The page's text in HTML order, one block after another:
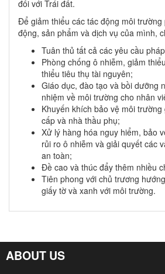
đối với Trái đất.
Để giảm thiểu các tác động môi
động, sản phẩm và dịch vụ của mình,
Tuân thủ tất cả các yêu cầu
Phòng chống ô nhiễm, giảm
thiểu tiêu thụ tài nguyên;
Giáo dục, đào tạo và bồi dưỡng
nhiệm về môi trường cho nhân
Khuyến khích bảo vệ môi
cấp và nhà thầu phụ;
Xử lý hàng hóa nguy hiểm, bảo
rủi ro ô nhiễm và giải quyết các
an toàn;
Đề cao và thúc đẩy thêm nhiều
Tiên phong với chủ trương
giấy tờ và xanh với môi trường.
ABOUT US